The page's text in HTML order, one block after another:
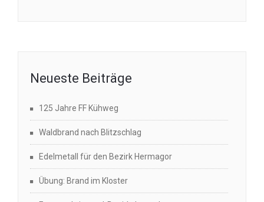
Neueste Beiträge
125 Jahre FF Kühweg
Waldbrand nach Blitzschlag
Edelmetall für den Bezirk Hermagor
Übung: Brand im Kloster